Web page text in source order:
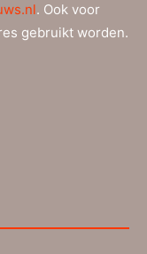
. Ook voor
gebruikt worden.